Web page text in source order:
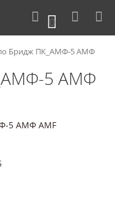
0
Бридж ПК_АМФ-5 АМФ
5 АМФ